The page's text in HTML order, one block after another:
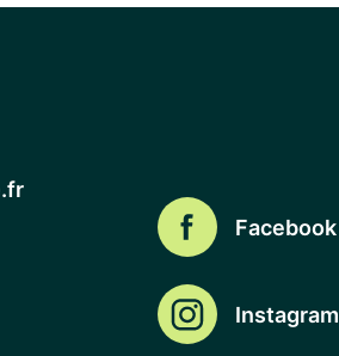
Facebook
Instagram